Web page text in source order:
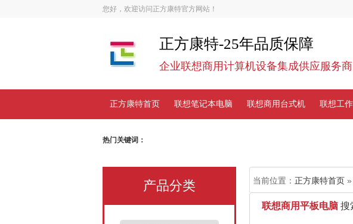
您好，欢迎访问正方康特官方网站！
正方康特-25年品质保障
企业联想商用计算机设备集成供应服务商
正方康特首页 联想笔记本电脑 联想商用台式机 联想工
联系我们
热门关键词：
产品分类 当前位置： 正方康特首页 »
联想商用平板电脑 搜